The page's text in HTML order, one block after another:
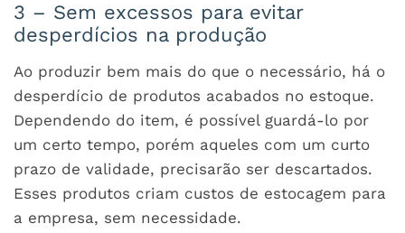
3 – Sem excessos para evitar
desperdícios na produção
Ao produzir bem mais do que o necessário, há o
desperdício de produtos acabados no estoque.
Dependendo do item, é possível guardá-lo por
um certo tempo, porém aqueles com um curto
prazo de validade, precisarão ser descartados.
Esses produtos criam custos de estocagem para
a empresa, sem necessidade.